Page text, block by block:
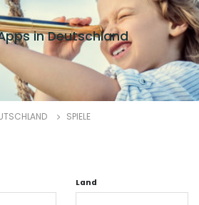
in Deutschland
SPIELE
Land